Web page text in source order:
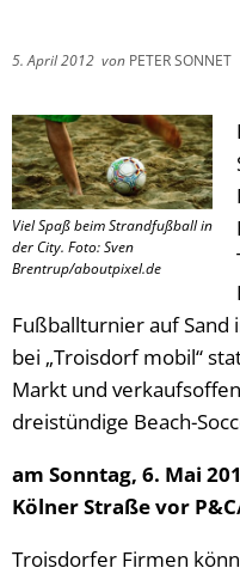
5. April 2012 von PETER SONNET
Viel Spaß beim Strandfußball in
der City. Foto: Sven
Brentrup/aboutpixel.de
Fußballturnier auf
bei „Troisdorf mobil“
Markt und
dreistündige Beach-
am Sonntag, 6. Mai
Kölner Straße vor
Troisdorfer Firmen